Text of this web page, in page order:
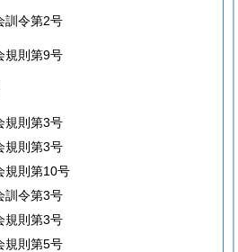
訓令第2号
規則第9号
規則第3号
規則第3号
規則第10号
訓令第3号
規則第3号
規則第5号